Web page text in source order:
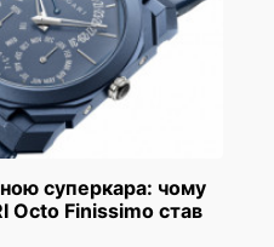
суперкара: чому
Octo Finissimo став